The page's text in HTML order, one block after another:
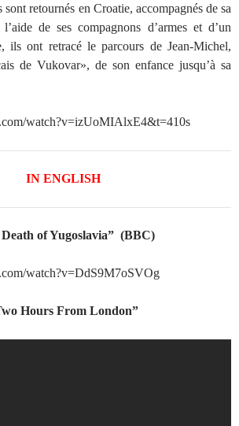
sont retournés en Croatie, accompagnés de sa
de ses compagnons d’armes et d’un
ils ont retracé le parcours de Jean-Michel,
de Vukovar», de son enfance jusqu’à sa
watch?v=izUoMIAlxE4&t=410s
IN ENGLISH
of Yugoslavia” (BBC)
watch?v=DdS9M7oSVOg
Hours From London”